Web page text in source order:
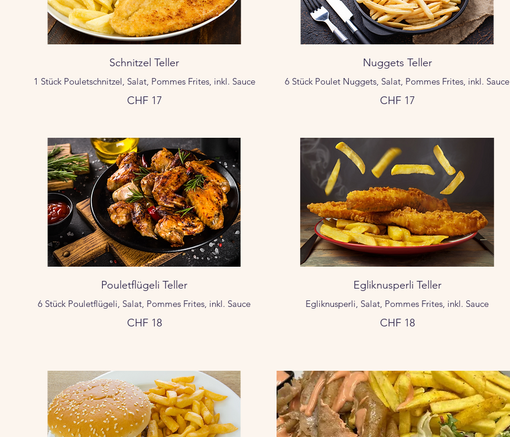
Schnitzel Teller
1 Stück Pouletschnitzel, Salat, Pommes Frites, inkl. Sauce
CHF 17
Nuggets Teller
6 Stück Poulet Nuggets, Salat, Pommes Frites, inkl. Sauce
CHF 17
Pouletflügeli Teller
6 Stück Pouletflügeli, Salat, Pommes Frites, inkl. Sauce
CHF 18
Egliknusperli Teller
Egliknusperli, Salat, Pommes Frites, inkl. Sauce
CHF 18